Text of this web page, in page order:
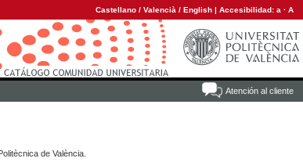
Castellano / Valencià / English | Accesibilidad: a · A
Atención al cliente
de València.